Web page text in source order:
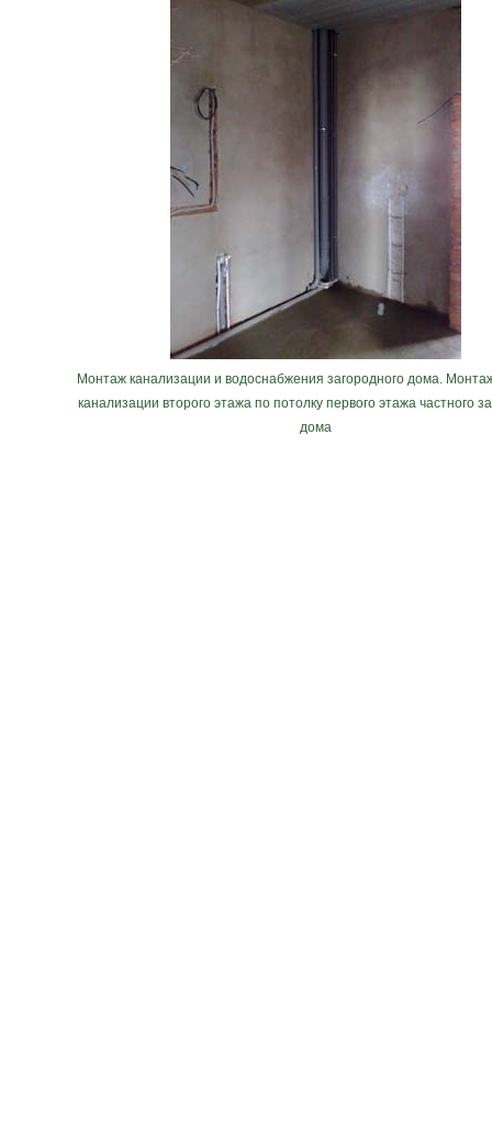
Монтаж канализации и водоснабжения загородного дома.
канализации второго этажа по потолку первого этажа частного
дома